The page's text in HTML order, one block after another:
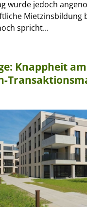
wurde jedoch
Mietzinsbildung
spricht...
Knappheit am